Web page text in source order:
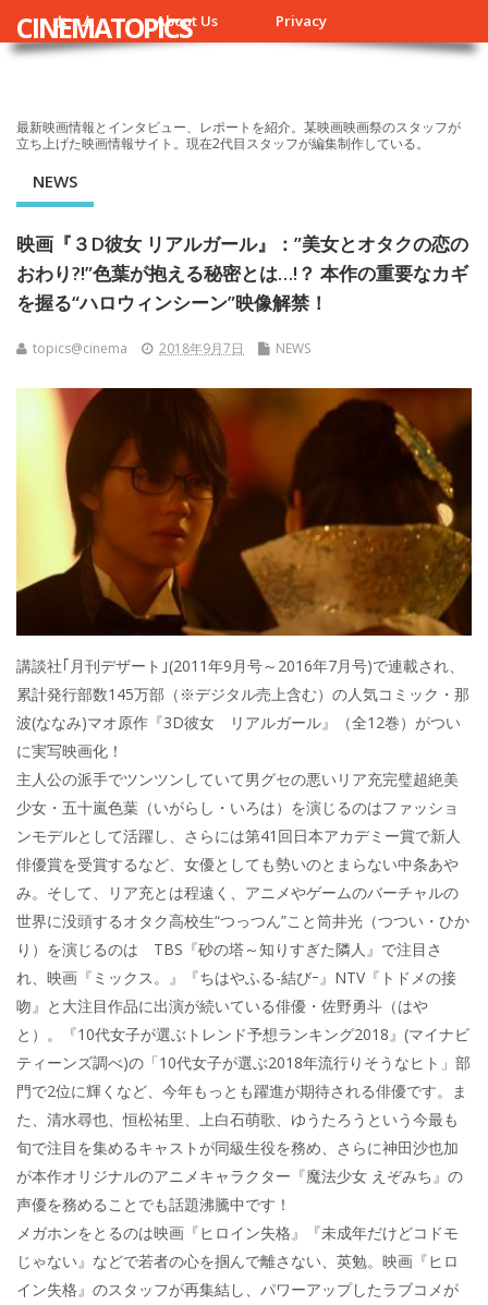
ホーム About Us Privacy
CINEMATOPICS
最新映画情報とインタビュー、レポートを紹介。某映画映画祭のスタッフが
立ち上げた映画情報サイト。現在2代目スタッフが編集制作している。
NEWS
映画『３D彼女 リアルガール』：”美女とオタクの恋の
おわり?!”色葉が抱える秘密とは…!？ 本作の重要なカギ
を握る“ハロウィンシーン”映像解禁！
topics@cinema 2018年9月7日 NEWS
講談社｢月刊デザート｣(2011年9月号～2016年7月号)で連載され、
累計発行部数145万部（※デジタル売上含む）の人気コミック・那
波(ななみ)マオ原作『3D彼女 リアルガール』（全12巻）がつい
に実写映画化！
主人公の派手でツンツンしていて男グセの悪いリア充完璧超絶美
少女・五十嵐色葉（いがらし・いろは）を演じるのはファッショ
ンモデルとして活躍し、さらには第41回日本アカデミー賞で新人
俳優賞を受賞するなど、女優としても勢いのとまらない中条あや
み。そして、リア充とは程遠く、アニメやゲームのバーチャルの
世界に没頭するオタク高校生“つっつん”こと筒井光（つつい・ひか
り）を演じるのは TBS『砂の塔～知りすぎた隣人』で注目さ
れ、映画『ミックス。』『ちはやふる-結びｰ』NTV『トドメの接
吻』と大注目作品に出演が続いている俳優・佐野勇斗（はや
と）。『10代女子が選ぶトレンド予想ランキング2018』(マイナビ
ティーンズ調べ)の「10代女子が選ぶ2018年流行りそうなヒト」部
門で2位に輝くなど、今年もっとも躍進が期待される俳優です。ま
た、清水尋也、恒松祐里、上白石萌歌、ゆうたろうという今最も
旬で注目を集めるキャストが同級生役を務め、さらに神田沙也加
が本作オリジナルのアニメキャラクター『魔法少女 えぞみち』の
声優を務めることでも話題沸騰中です！
メガホンをとるのは映画『ヒロイン失格』『未成年だけどコドモ
じゃない』などで若者の心を掴んで離さない、英勉。映画『ヒロ
イン失格』のスタッフが再集結し、パワーアップしたラブコメが